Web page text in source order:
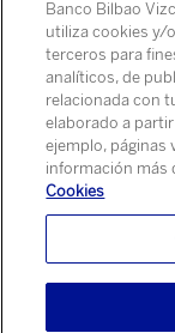
© Banco
Banco Bilbao
utiliza cookies y/
terceros para
analíticos, de
relacionada con
elaborado a
ejemplo, páginas
información más
Cookies